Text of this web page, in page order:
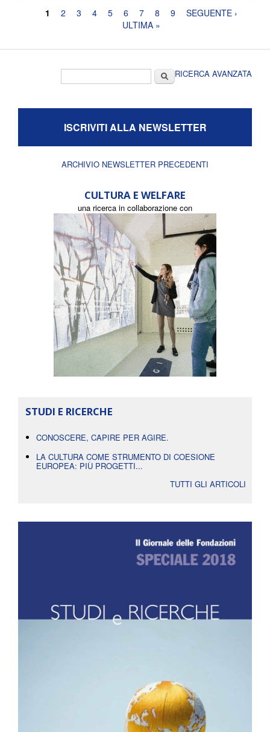
Pagine
1 2 3 4 5 6 7 8 9
SEGUENTE ›
ULTIMA »
CercaRICERCA AVANZATA
ISCRIVITI ALLA NEWSLETTER
ARCHIVIO NEWSLETTER PRECEDENTI
CULTURA E WELFARE
una ricerca in collaborazione con
STUDI E RICERCHE
CONOSCERE, CAPIRE PER AGIRE.
LA CULTURA COME STRUMENTO DI COESIONE
EUROPEA: PIÙ PROGETTI...
TUTTI GLI ARTICOLI